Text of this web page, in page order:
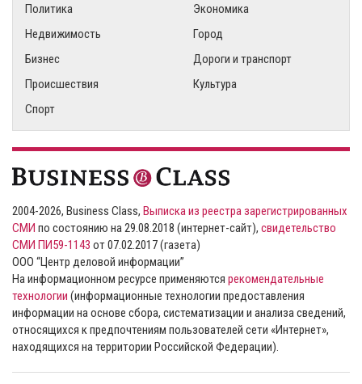
Политика
Экономика
Недвижимость
Город
Бизнес
Дороги и транспорт
Происшествия
Культура
Спорт
2004-2026, Business Class, Выписка из реестра зарегистрированных
СМИ по состоянию на 29.08.2018 (интернет-сайт), свидетельство
СМИ ПИ59-1143 от 07.02.2017 (газета)
ООО “Центр деловой информации”
На информационном ресурсе применяются рекомендательные
технологии (информационные технологии предоставления
информации на основе сбора, систематизации и анализа сведений,
относящихся к предпочтениям пользователей сети «Интернет»,
находящихся на территории Российской Федерации).